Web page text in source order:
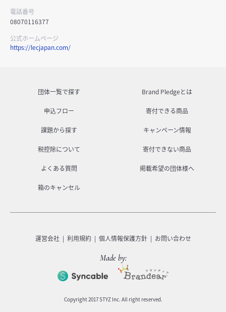
電話番号
08070116377
公式ホームページ
https://lecjapan.com/
団体一覧で探す Brand Pledgeとは
申込フロー 寄付できる商品
課題から探す キャンペーン情報
税控除について 寄付できない商品
よくある質問 掲載希望の団体様へ
箱のキャンセル
運営会社 利用規約 個人情報保護方針 お問い合わせ
Made by:
Copyright 2017 STYZ Inc. All right reserved.